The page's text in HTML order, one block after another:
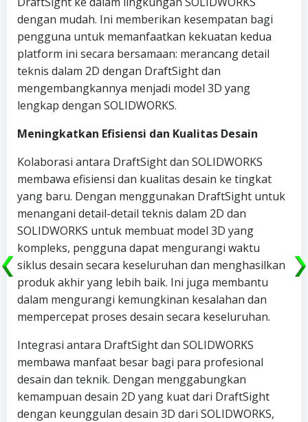
dengan mudah. Ini memberikan kesempatan bagi
pengguna untuk memanfaatkan kekuatan kedua
platform ini secara bersamaan: merancang detail
teknis dalam 2D dengan DraftSight dan
mengembangkannya menjadi model 3D yang
lengkap dengan SOLIDWORKS.
Meningkatkan Efisiensi dan Kualitas Desain
Kolaborasi antara DraftSight dan SOLIDWORKS
membawa efisiensi dan kualitas desain ke tingkat
yang baru. Dengan menggunakan DraftSight untuk
menangani detail-detail teknis dalam 2D dan
SOLIDWORKS untuk membuat model 3D yang
kompleks, pengguna dapat mengurangi waktu
siklus desain secara keseluruhan dan menghasilkan
produk akhir yang lebih baik. Ini juga membantu
dalam mengurangi kemungkinan kesalahan dan
mempercepat proses desain secara keseluruhan.
Integrasi antara DraftSight dan SOLIDWORKS
membawa manfaat besar bagi para profesional
desain dan teknik. Dengan menggabungkan
kemampuan desain 2D yang kuat dari DraftSight
dengan keunggulan desain 3D dari SOLIDWORKS,